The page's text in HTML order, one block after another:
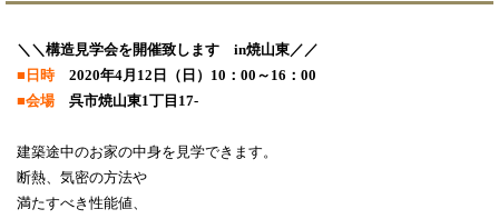
＼＼構造見学会を開催致します in焼山東／／
■日時2020年4月12日（日）10：00～16：00
■会場呉市焼山東1丁目17-
建築途中のお家の中身を見学できます。
断熱、気密の方法や
満たすべき性能値、